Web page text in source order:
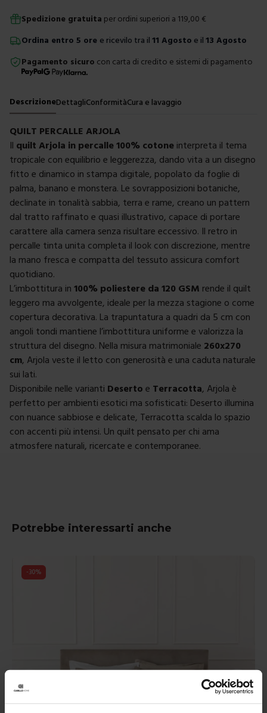
Spedizione gratuita per ordini superiori a 119,00 €
Ordina entro 5 ore e ricevilo tra il 11 Agosto e il 13 Agosto
Pagamento sicuro con carta di credito e sistemi di pagamento
DescrizioneDettagliConformitàCura e lavaggio
QUILT PERCALLE ARJOLA
Il quilt Arjola in percalle 100% cotone interpreta il tema
tropicale con equilibrio e leggerezza, dando vita a un disegno
fitto e dinamico in stampa digitale, popolato da foglie di
palma, banano e monstera. Le sovrapposizioni botaniche,
declinate in tonalità sabbia, terra e rame, creano un pattern
dal tratto raffinato e quasi illustrativo, capace di portare
carattere alla camera senza risultare eccessivo. Il retro in
percalle tinta unita completa il look con discrezione, mentre
la mano fresca e compatta del tessuto assicura comfort
quotidiano.
L’imbottitura in 100% poliestere da 120 GSM rende il quilt
leggero ma avvolgente, ideale per la mezza stagione o come
copertura decorativa. La trapuntatura a quadri da 5 cm con
angoli tondi mantiene l’imbottitura uniforme e valorizza la
struttura del disegno. Nella misura matrimoniale 260x270
cm, Arjola veste il letto con generosità e una caduta naturale
sui lati.
Disponibile nelle varianti Deserto e Terracotta, Arjola è
perfetto per ambienti esotici ma sofisticati: Deserto illumina
con nuance sabbiose e delicate, Terracotta scalda lo spazio
con accenti più intensi. Un quilt pensato per chi ama
atmosfere naturali, ricercate e contemporanee.
Potrebbe interessarti anche
-30%